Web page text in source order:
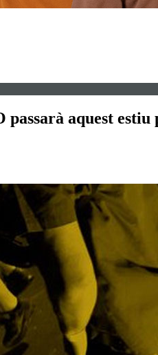
aquest